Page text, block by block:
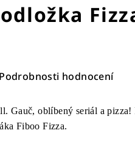
Podrobnosti hodnocení
Gauč, oblíbený seriál a pizza!
Fiboo Fizza.